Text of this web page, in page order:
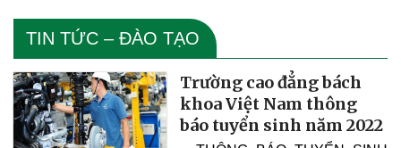
TIN TỨC – ĐÀO TẠO
Trường cao đẳng bách
khoa Việt Nam thông
báo tuyển sinh năm 2022